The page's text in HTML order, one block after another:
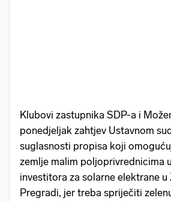
Klubovi zastupnika SDP-a i
ponedjeljak zahtjev Ustavnom
suglasnosti propisa koji
zemlje malim poljoprivrednicima
investitora za solarne elektrane u
Pregradi, jer treba spriječiti